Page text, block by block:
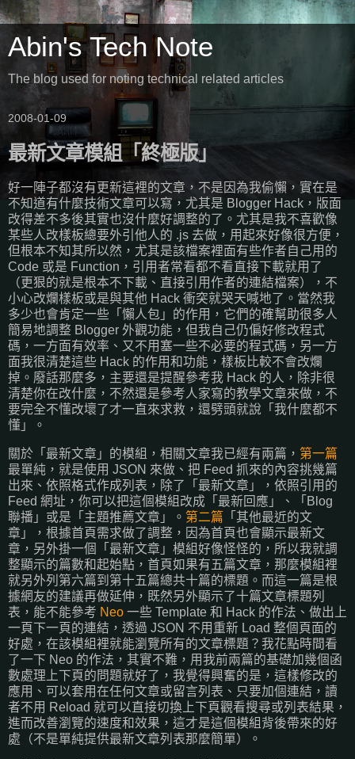
Abin's Tech Note
The blog used for noting technical related articles
2008-01-09
最新文章模組「終極版」
好一陣子都沒有更新這裡的文章，不是因為我偷懶，實在是
不知道有什麼技術文章可以寫，尤其是 Blogger Hack，版面
改得差不多後其實也沒什麼好調整的了。尤其是我不喜歡像
某些人改樣板總要外引他人的 .js 去做，用起來好像很方便，
但根本不知其所以然，尤其是該檔案裡面有些作者自己用的
Code 或是 Function，引用者常看都不看直接下載就用了
（更狠的就是根本不下載、直接引用作者的連結檔案），不
小心改爛樣板或是與其他 Hack 衝突就哭天喊地了。當然我
多少也會肯定一些「懶人包」的作用，它們的確幫助很多人
簡易地調整 Blogger 外觀功能，但我自己仍偏好修改程式
碼，一方面有效率、又不用塞一些不必要的程式碼，另一方
面我很清楚這些 Hack 的作用和功能，樣板比較不會改爛
掉。廢話那麼多，主要還是提醒參考我 Hack 的人，除非很
清楚你在改什麼，不然還是參考人家寫的教學文章來做，不
要完全不懂改壞了才一直來求救，還劈頭就說「我什麼都不
懂」。
關於「最新文章」的模組，相關文章我已經有兩篇， 第一篇
最單純，就是使用 JSON 來做、把 Feed 抓來的內容挑幾篇
出來、依照格式作成列表，除了「最新文章」，依照引用的
Feed 網址，你可以把這個模組改成「最新回應」、「Blog
聯播」或是「主題推薦文章」。 第二篇 「其他最近的文
章」，根據首頁需求做了調整，因為首頁也會顯示最新文
章，另外掛一個「最新文章」模組好像怪怪的，所以我就調
整顯示的篇數和起始點，首頁如果有五篇文章，那麼模組裡
就另外列第六篇到第十五篇總共十篇的標題。而這一篇是根
據網友的建議再做延伸，既然另外顯示了十篇文章標題列
表，能不能參考 Neo 一些 Template 和 Hack 的作法、做出上
一頁下一頁的連結，透過 JSON 不用重新 Load 整個頁面的
好處，在該模組裡就能瀏覽所有的文章標題？我花點時間看
了一下 Neo 的作法，其實不難，用我前兩篇的基礎加幾個函
數處理上下頁的問題就好了，我覺得興奮的是，這樣修改的
應用、可以套用在任何文章或留言列表、只要加個連結，讀
者不用 Reload 就可以直接切換上下頁觀看搜尋或列表結果，
進而改善瀏覽的速度和效果，這才是這個模組背後帶來的好
處（不是單純提供最新文章列表那麼簡單）。